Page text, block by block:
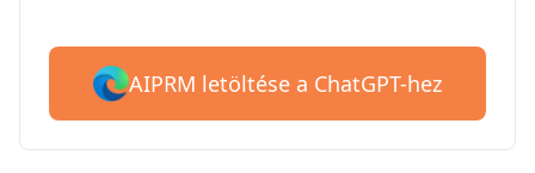
AIPRM letöltése a ChatGPT-hez